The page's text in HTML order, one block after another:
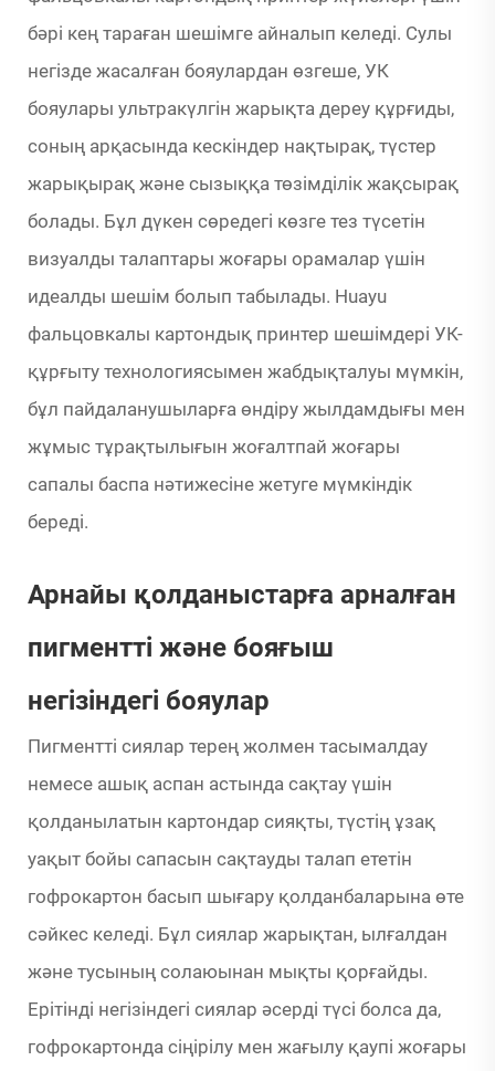
бәрі кең тараған шешімге айналып келеді. Сулы
негізде жасалған бояулардан өзгеше, УК
бояулары ультракүлгін жарықта дереу құрғиды,
соның арқасында кескіндер нақтырақ, түстер
жарықырақ және сызыққа төзімділік жақсырақ
болады. Бұл дүкен сөредегі көзге тез түсетін
визуалды талаптары жоғары орамалар үшін
идеалды шешім болып табылады. Huayu
фальцовкалы картондық принтер шешімдері УК-
құрғыту технологиясымен жабдықталуы мүмкін,
бұл пайдаланушыларға өндіру жылдамдығы мен
жұмыс тұрақтылығын жоғалтпай жоғары
сапалы баспа нәтижесіне жетуге мүмкіндік
береді.
Арнайы қолданыстарға арналған
пигментті және бояғыш
негізіндегі бояулар
Пигментті сиялар терең жолмен тасымалдау
немесе ашық аспан астында сақтау үшін
қолданылатын картондар сияқты, түстің ұзақ
уақыт бойы сапасын сақтауды талап ететін
гофрокартон басып шығару қолданбаларына өте
сәйкес келеді. Бұл сиялар жарықтан, ылғалдан
және тусының солаюынан мықты қорғайды.
Ерітінді негізіндегі сиялар әсерді түсі болса да,
гофрокартонда сіңірілу мен жағылу қаупі жоғары